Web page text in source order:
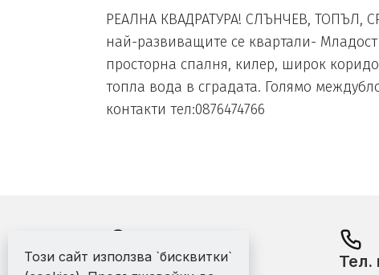
РЕАЛНА КВАДРАТУРА! СЛЪНЧЕВ, ТОПЪЛ,
най-развиващите се квартали- Младост
просторна спалня, килер, широк
топла вода в сградата. Голямо
контакти тел:0876474766
Адрес: Тел.
Този сайт използва `бисквитки`